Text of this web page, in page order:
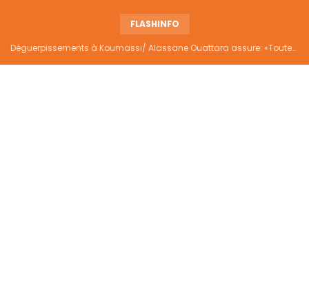
FLASHINFO
Déguerpissements à Koumassi/ Alassane Ouattara assure: «Toutes les responsabilités seront établies et elles donneront lieu aux sanctions prévues par la loi»